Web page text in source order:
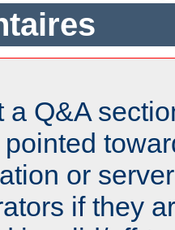
a Q&A
or
if they